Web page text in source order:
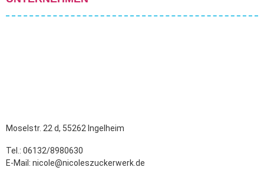
Moselstr. 22 d, 55262 Ingelheim
Tel.: 06132/8980630
E-Mail: nicole@nicoleszuckerwerk.de